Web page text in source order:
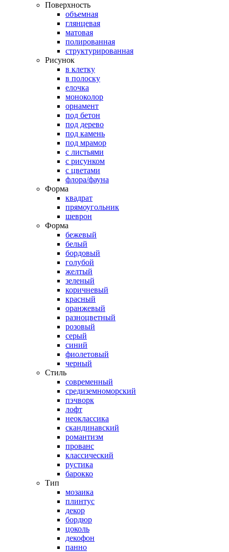
Поверхность
объемная
глянцевая
матовая
полированная
структурированная
Рисунок
в клетку
в полоску
елочка
моноколор
орнамент
под бетон
под дерево
под камень
под мрамор
с листьями
с рисунком
с цветами
флора/фауна
Форма
квадрат
прямоугольник
шеврон
Форма
бежевый
белый
бордовый
голубой
желтый
зеленый
коричневый
красный
оранжевый
разноцветный
розовый
серый
синий
фиолетовый
черный
Стиль
современный
средиземноморский
пэчворк
лофт
неоклассика
скандинавский
романтизм
прованс
классический
рустика
барокко
Тип
мозаика
плинтус
декор
бордюр
цоколь
декофон
панно